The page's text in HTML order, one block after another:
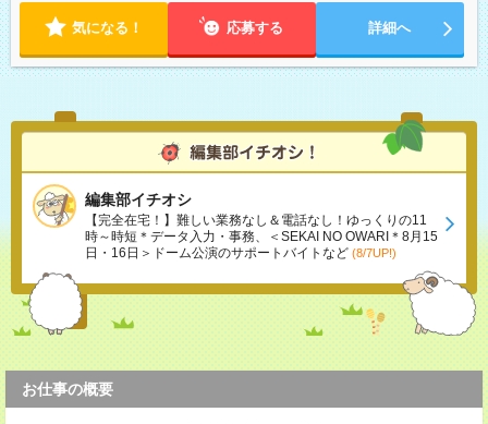
気になる！ 応募する 詳細へ
編集部イチオシ
【完全在宅！】難しい業務なし＆電話なし！ゆっくりの11
時～時短＊データ入力・事務、＜SEKAI NO OWARI＊8月15
日・16日＞ドーム公演のサポートバイトなど (8/7UP!)
お仕事の概要